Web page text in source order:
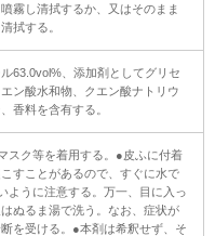
霧し清拭するか、又はそのまま
拭する。
63.0vol%、添加剤としてグリセ
ン酸水和物、クエン酸ナトリウ
香料を含有する。
スク等を着用する。●皮ふに付着
すことがあるので、すぐに水で
ように注意する。万一、目に入っ
ぬるま湯で洗う。なお、症状が
を受ける。●本剤は希釈せず、そ